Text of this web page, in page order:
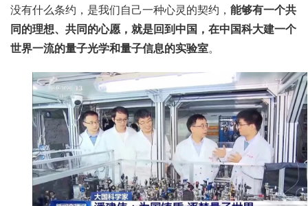
没有什么条约，是我们自己一种心灵的契约， 能够有一个共
同的理想、共同的心愿，就是回到中国，在中国科大建一个
世界一流的量子光学和量子信息的实验室。